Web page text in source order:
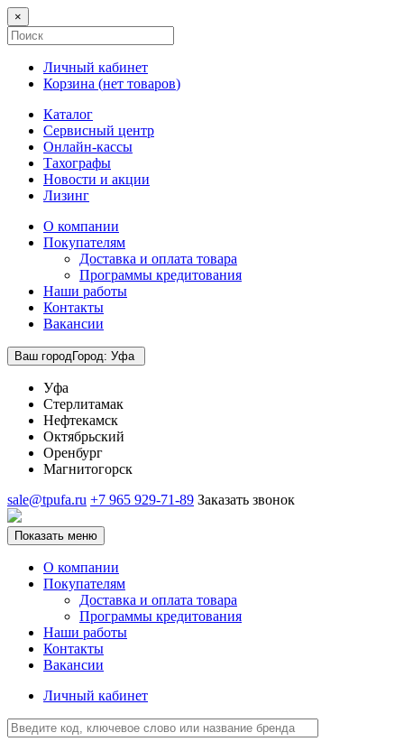
×
Личный кабинет
Корзина (нет товаров)
Каталог
Сервисный центр
Онлайн-кассы
Тахографы
Новости и акции
Лизинг
О компании
Покупателям
Доставка и оплата товара
Программы кредитования
Наши работы
Контакты
Вакансии
Ваш городГород: Уфа
Уфа
Стерлитамак
Нефтекамск
Октябрьский
Оренбург
Магнитогорск
sale@tpufa.ru +7 965 929-71-89 Заказать звонок
Показать меню
О компании
Покупателям
Доставка и оплата товара
Программы кредитования
Наши работы
Контакты
Вакансии
Личный кабинет